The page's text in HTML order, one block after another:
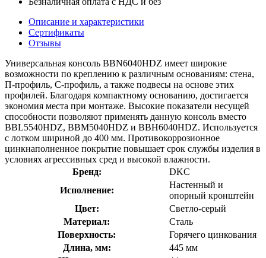
Описание и характеристики
Сертификаты
Отзывы
Универсальная консоль BBN6040HDZ имеет широкие
возможности по креплению к различным основаниям: стена,
П-профиль, С-профиль, а также подвесы на основе этих
профилей. Благодаря компактному основанию, достигается
экономия места при монтаже. Высокие показатели несущей
способности позволяют применять данную консоль вместо
BBL5540HDZ, BBM5040HDZ и BBH6040HDZ. Используется
с лотком шириной до 400 мм. Противокоррозионное
цинкнаполненное покрытие повышает срок службы изделия в
условиях агрессивных сред и высокой влажности.
Бренд:
DKC
Исполнение:
Настенный и
опорный кронштейн
Цвет:
Светло-серый
Материал:
Сталь
Поверхность:
Горячего цинкования
Длина, мм:
445 мм